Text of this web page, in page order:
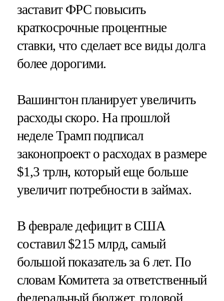
заставит ФРС повысить
краткосрочные процентные
ставки, что сделает все виды долга
более дорогими.
Вашингтон планирует увеличить
расходы скоро. На прошлой
неделе Трамп подписал
законопроект о расходах в размере
$1,3 трлн, который еще больше
увеличит потребности в займах.
В феврале дефицит в США
составил $215 млрд, самый
большой показатель за 6 лет. По
словам Комитета за ответственный
федеральный бюджет, годовой